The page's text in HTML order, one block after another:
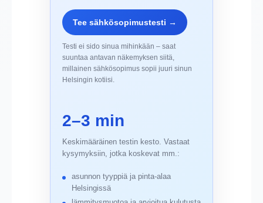
Tee sähkösopimustesti →
Testi ei sido sinua mihinkään – saat
suuntaa antavan näkemyksen siitä,
millainen sähkösopimus sopii juuri sinun
Helsingin kotiisi.
2–3 min
Keskimääräinen testin kesto. Vastaat
kysymyksiin, jotka koskevat mm.:
asunnon tyyppiä ja pinta-alaa
Helsingissä